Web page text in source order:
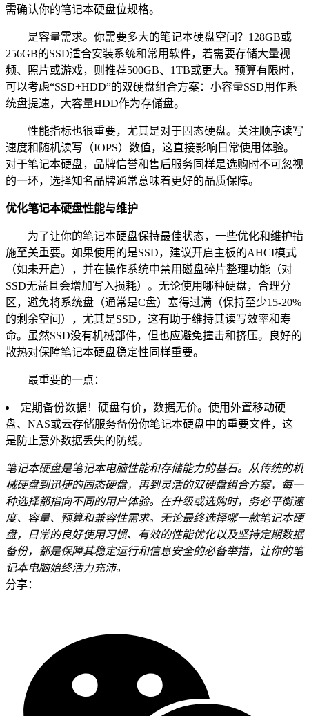
需确认你的笔记本硬盘位规格。
是容量需求。你需要多大的笔记本硬盘空间？128GB或
256GB的SSD适合安装系统和常用软件，若需要存储大量视
频、照片或游戏，则推荐500GB、1TB或更大。预算有限时，
可以考虑“SSD+HDD”的双硬盘组合方案：小容量SSD用作系
统盘提速，大容量HDD作为存储盘。
性能指标也很重要，尤其是对于固态硬盘。关注顺序读写
速度和随机读写（IOPS）数值，这直接影响日常使用体验。
对于笔记本硬盘，品牌信誉和售后服务同样是选购时不可忽视
的一环，选择知名品牌通常意味着更好的品质保障。
优化笔记本硬盘性能与维护
为了让你的笔记本硬盘保持最佳状态，一些优化和维护措
施至关重要。如果使用的是SSD，建议开启主板的AHCI模式
（如未开启），并在操作系统中禁用磁盘碎片整理功能（对
SSD无益且会增加写入损耗）。无论使用哪种硬盘，合理分
区，避免将系统盘（通常是C盘）塞得过满（保持至少15-20%
的剩余空间），尤其是SSD，这有助于维持其读写效率和寿
命。虽然SSD没有机械部件，但也应避免撞击和挤压。良好的
散热对保障笔记本硬盘稳定性同样重要。
最重要的一点：
定期备份数据！硬盘有价，数据无价。使用外置移动硬
盘、NAS或云存储服务备份你笔记本硬盘中的重要文件，这
是防止意外数据丢失的防线。
笔记本硬盘是笔记本电脑性能和存储能力的基石。从传统的机
械硬盘到迅捷的固态硬盘，再到灵活的双硬盘组合方案，每一
种选择都指向不同的用户体验。在升级或选购时，务必平衡速
度、容量、预算和兼容性需求。无论最终选择哪一款笔记本硬
盘，日常的良好使用习惯、有效的性能优化以及坚持定期数据
备份，都是保障其稳定运行和信息安全的必备举措，让你的笔
记本电脑始终活力充沛。
分享：